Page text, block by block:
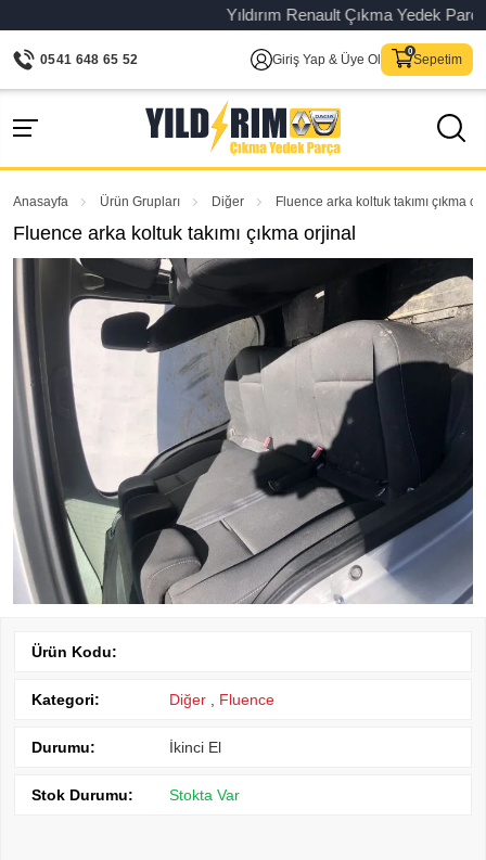
Yıldırım Renault Çıkma Yedek
0541 648 65 52 Giriş Yap & Üye Ol Sepetim
Anasayfa Ürün Grupları Diğer Fluence arka koltuk takımı çıkma
Fluence arka koltuk takımı çıkma orjinal
Ürün Kodu:
Kategori: Diğer Fluence
Durumu: İkinci El
Stok Durumu: Stokta Var